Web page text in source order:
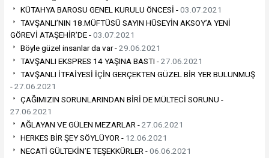
KÜTAHYA BAROSU GENEL KURULU ÖNCESİ -03.07.2021
TAVŞANLI’NIN 18.MÜFTÜSÜ SAYIN HÜSEYİN AKSOY’A YENİ
GÖREVİ ATAŞEHİR’DE -03.07.2021
Böyle güzel insanlar da var -29.06.2021
TAVŞANLI EKSPRES 14 YAŞINA BASTI -27.06.2021
TAVŞANLI İTFAİYESİ İÇİN GERÇEKTEN GÜZEL BİR YER BULUNMUŞ
-27.06.2021
ÇAĞIMIZIN SORUNLARINDAN BİRİ DE MÜLTECİ SORUNU -
27.06.2021
AĞLAYAN VE GÜLEN MEZARLAR -27.06.2021
HERKES BİR ŞEY SÖYLÜYOR - 12.06.2021
NECATİ GÜLTEKİN’E TEŞEKKÜRLER -06.06.2021